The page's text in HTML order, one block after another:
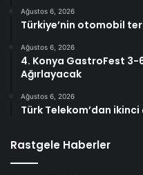
Ağustos 6, 2026
Türkiye’nin otomobil
Ağustos 6, 2026
4. Konya GastroFest 3-
Ağırlayacak
Ağustos 6, 2026
Türk Telekom’dan
Rastgele Haberler